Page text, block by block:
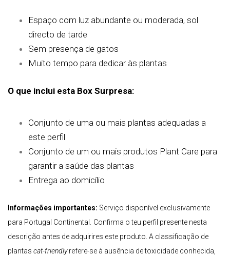
Espaço com luz abundante ou moderada, sol
directo de tarde
Sem presença de gatos
Muito tempo para dedicar às plantas
O que inclui esta Box Surpresa:
Conjunto de uma ou mais plantas adequadas a
este perfil
Conjunto de um ou mais produtos Plant Care para
garantir a saúde das plantas
Entrega ao domicílio
Informações importantes: Serviço disponível exclusivamente
para Portugal Continental.
Confirma o teu perfil presente nesta
descrição antes de adquirires este produto. A classificação de
plantas cat-friendlyrefere-se à ausência de toxicidade conhecida,